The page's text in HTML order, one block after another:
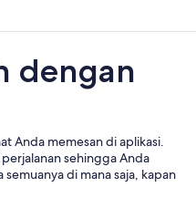
dengan
Anda memesan di aplikasi.
sehingga Anda
di mana saja, kapan